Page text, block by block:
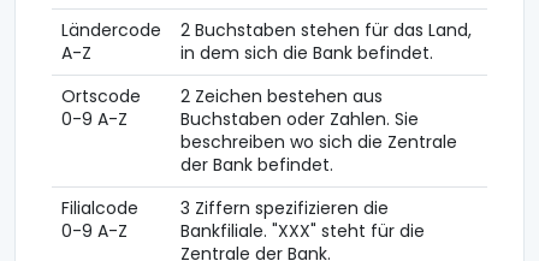
Ländercode
A-Z
2 Buchstaben stehen für das Land,
in dem sich die Bank befindet.
Ortscode
0-9 A-Z
2 Zeichen bestehen aus
Buchstaben oder Zahlen. Sie
beschreiben wo sich die Zentrale
der Bank befindet.
Filialcode
0-9 A-Z
3 Ziffern spezifizieren die
Bankfiliale. "XXX" steht für die
Zentrale der Bank.